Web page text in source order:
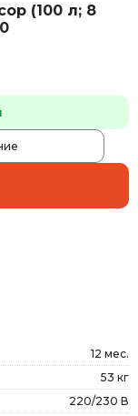
(100 л; 8
12 мес.
53 кг
220/230 В